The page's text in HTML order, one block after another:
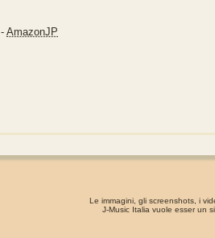
-AmazonJP
Le immagini, gli screenshots, i
J-Music Italia vuole esser un